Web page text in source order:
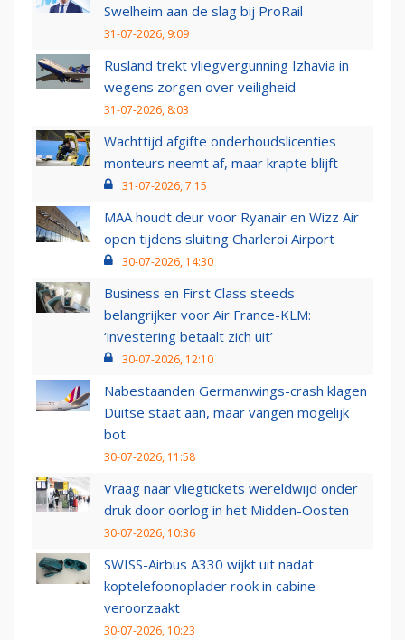
Swelheim aan de slag bij ProRail
31-07-2026, 9:09
Rusland trekt vliegvergunning Izhavia in
wegens zorgen over veiligheid
31-07-2026, 8:03
Wachttijd afgifte onderhoudslicenties
monteurs neemt af, maar krapte blijft
31-07-2026, 7:15
MAA houdt deur voor Ryanair en Wizz Air
open tijdens sluiting Charleroi Airport
30-07-2026, 14:30
Business en First Class steeds
belangrijker voor Air France-KLM:
‘investering betaalt zich uit’
30-07-2026, 12:10
Nabestaanden Germanwings-crash klagen
Duitse staat aan, maar vangen mogelijk
bot
30-07-2026, 11:58
Vraag naar vliegtickets wereldwijd onder
druk door oorlog in het Midden-Oosten
30-07-2026, 10:36
SWISS-Airbus A330 wijkt uit nadat
koptelefoonoplader rook in cabine
veroorzaakt
30-07-2026, 10:23